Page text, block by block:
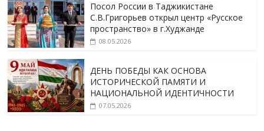
Посол России в Таджикистане
С.В.Григорьев открыл центр «Русское
пространство» в г.Худжанде
08.05.2026
ДЕНЬ ПОБЕДЫ КАК ОСНОВА
ИСТОРИЧЕСКОЙ ПАМЯТИ И
НАЦИОНАЛЬНОЙ ИДЕНТИЧНОСТИ
07.05.2026